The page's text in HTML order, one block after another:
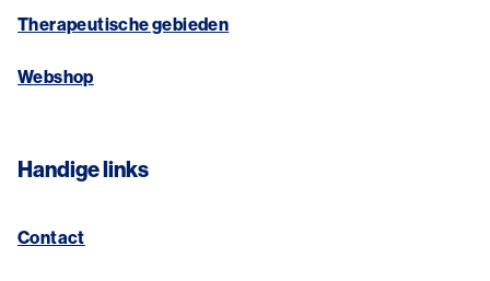
Therapeutische gebieden
Webshop
Handige links
Contact